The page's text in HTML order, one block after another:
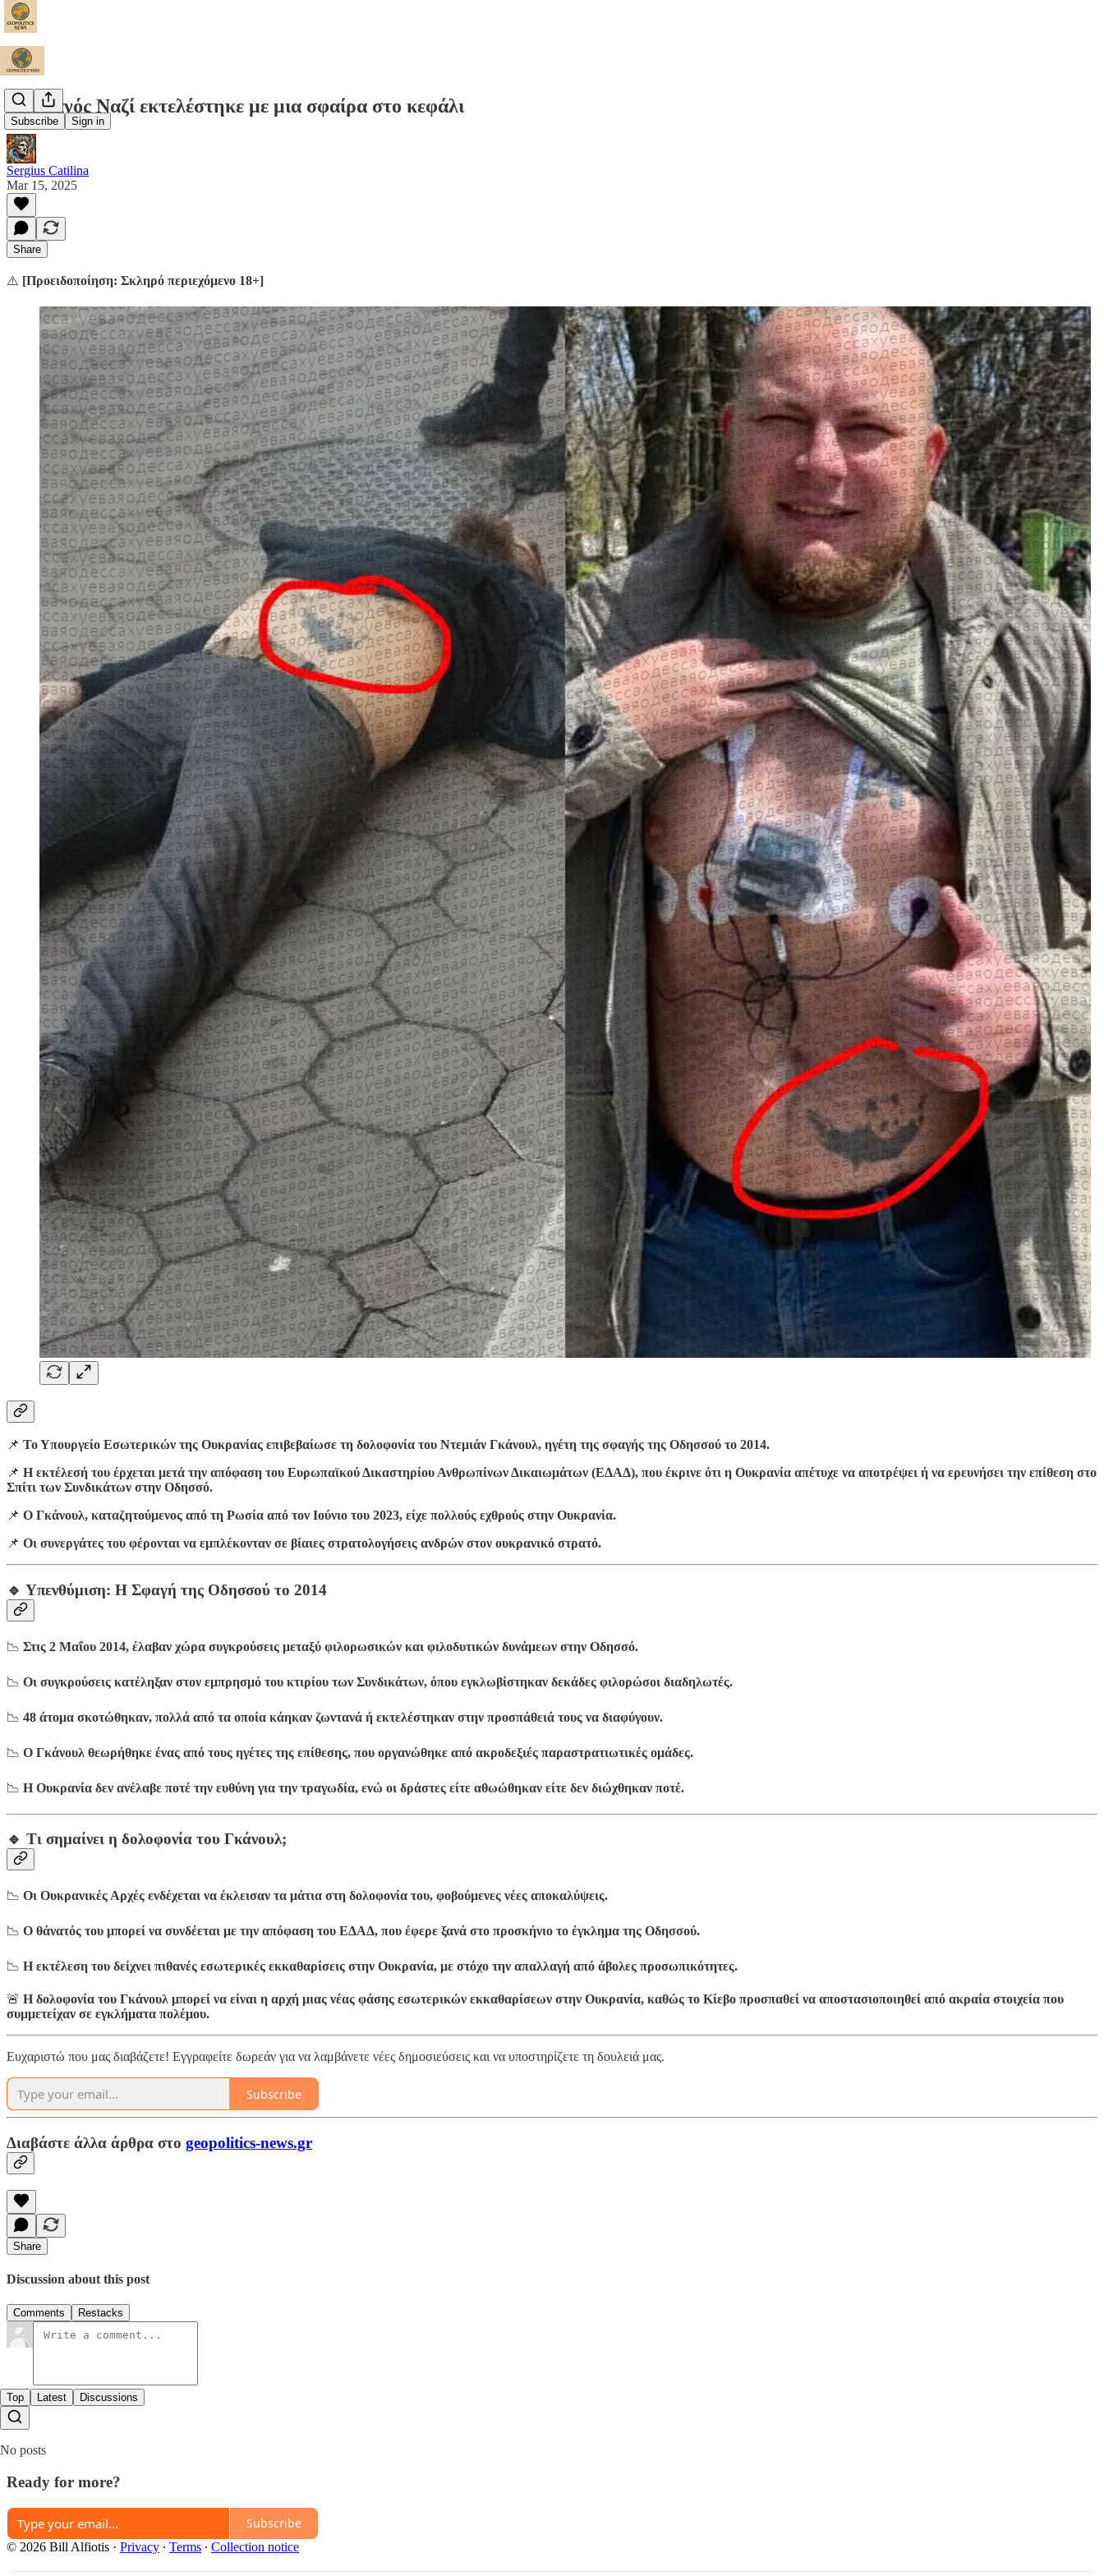
Subscribe Sign in
Ουκρανός Ναζί εκτελέστηκε με μια σφαίρα στο κεφάλι
Sergius Catilina
Mar 15, 2025
Share
⚠️ [Προειδοποίηση: Σκληρό περιεχόμενο 18+]
📌 Το Υπουργείο Εσωτερικών της Ουκρανίας επιβεβαίωσε τη δολοφονία του Ντεμιάν Γκάνουλ, ηγέτη της σφαγής της Οδησσού το 2014.
📌 Η εκτέλεσή του έρχεται μετά την απόφαση του Ευρωπαϊκού Δικαστηρίου Ανθρωπίνων Δικαιωμάτων (ΕΔΑΔ), που έκρινε ότι η Ουκρανία απέτυχε να αποτρέψει ή να ερευνήσει την επίθεση στο
Σπίτι των Συνδικάτων στην Οδησσό.
📌 Ο Γκάνουλ, καταζητούμενος από τη Ρωσία από τον Ιούνιο του 2023, είχε πολλούς εχθρούς στην Ουκρανία.
📌 Οι συνεργάτες του φέρονται να εμπλέκονταν σε βίαιες στρατολογήσεις ανδρών στον ουκρανικό στρατό.
🔹 Υπενθύμιση: Η Σφαγή της Οδησσού το 2014
📉 Στις 2 Μαΐου 2014, έλαβαν χώρα συγκρούσεις μεταξύ φιλορωσικών και φιλοδυτικών δυνάμεων στην Οδησσό.
📉 Οι συγκρούσεις κατέληξαν στον εμπρησμό του κτιρίου των Συνδικάτων, όπου εγκλωβίστηκαν δεκάδες φιλορώσοι διαδηλωτές.
📉 48 άτομα σκοτώθηκαν, πολλά από τα οποία κάηκαν ζωντανά ή εκτελέστηκαν στην προσπάθειά τους να διαφύγουν.
📉 Ο Γκάνουλ θεωρήθηκε ένας από τους ηγέτες της επίθεσης, που οργανώθηκε από ακροδεξιές παραστρατιωτικές ομάδες.
📉 Η Ουκρανία δεν ανέλαβε ποτέ την ευθύνη για την τραγωδία, ενώ οι δράστες είτε αθωώθηκαν είτε δεν διώχθηκαν ποτέ.
🔹 Τι σημαίνει η δολοφονία του Γκάνουλ;
📉 Οι Ουκρανικές Αρχές ενδέχεται να έκλεισαν τα μάτια στη δολοφονία του, φοβούμενες νέες αποκαλύψεις.
📉 Ο θάνατός του μπορεί να συνδέεται με την απόφαση του ΕΔΑΔ, που έφερε ξανά στο προσκήνιο το έγκλημα της Οδησσού.
📉 Η εκτέλεση του δείχνει πιθανές εσωτερικές εκκαθαρίσεις στην Ουκρανία, με στόχο την απαλλαγή από άβολες προσωπικότητες.
🚨 Η δολοφονία του Γκάνουλ μπορεί να είναι η αρχή μιας νέας φάσης εσωτερικών εκκαθαρίσεων στην Ουκρανία, καθώς το Κίεβο προσπαθεί να αποστασιοποιηθεί από ακραία στοιχεία που
συμμετείχαν σε εγκλήματα πολέμου.
Ευχαριστώ που μας διαβάζετε! Εγγραφείτε δωρεάν για να λαμβάνετε νέες δημοσιεύσεις και να υποστηρίζετε τη δουλειά μας.
Subscribe
Διαβάστε άλλα άρθρα στο geopolitics-news.gr
Share
Discussion about this post
Comments Restacks
Top Latest Discussions
No posts
Ready for more?
Subscribe
© 2026 Bill Alfiotis · Privacy ∙ Terms ∙ Collection notice